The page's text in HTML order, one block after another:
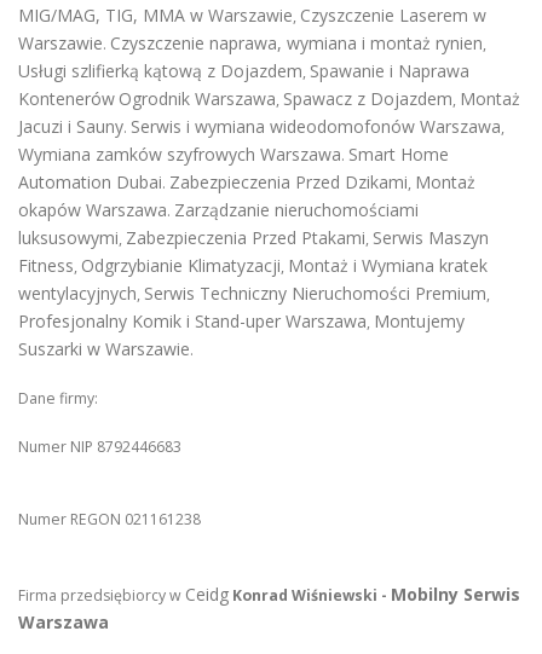
MIG/MAG, TIG, MMA w Warszawie, Czyszczenie Laserem w
Warszawie. Czyszczenie naprawa, wymiana i montaż rynien,
Usługi szlifierką kątową z Dojazdem, Spawanie i Naprawa
Kontenerów Ogrodnik Warszawa, Spawacz z Dojazdem, Montaż
Jacuzi i Sauny. Serwis i wymiana wideodomofonów Warszawa,
Wymiana zamków szyfrowych Warszawa. Smart Home
Automation Dubai. Zabezpieczenia Przed Dzikami, Montaż
okapów Warszawa. Zarządzanie nieruchomościami
luksusowymi, Zabezpieczenia Przed Ptakami, Serwis Maszyn
Fitness, Odgrzybianie Klimatyzacji, Montaż i Wymiana kratek
wentylacyjnych, Serwis Techniczny Nieruchomości Premium,
Profesjonalny Komik i Stand-uper Warszawa, Montujemy
Suszarki w Warszawie.
Dane firmy:
Numer NIP 8792446683
Numer REGON 021161238
Firma przedsiębiorcy w Ceidg Konrad Wiśniewski - Mobilny Serwis
Warszawa